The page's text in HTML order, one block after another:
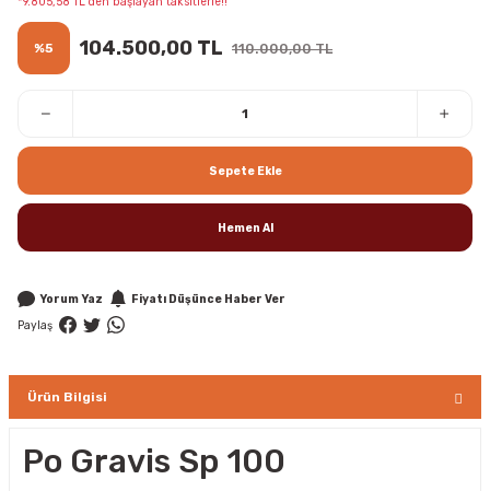
%5 104.500,00 TL 110.000,00 TL
Sepete Ekle
Hemen Al
Yorum Yaz
Fiyatı Düşünce Haber Ver
Paylaş
Ürün Bilgisi
Po Gravis Sp 100